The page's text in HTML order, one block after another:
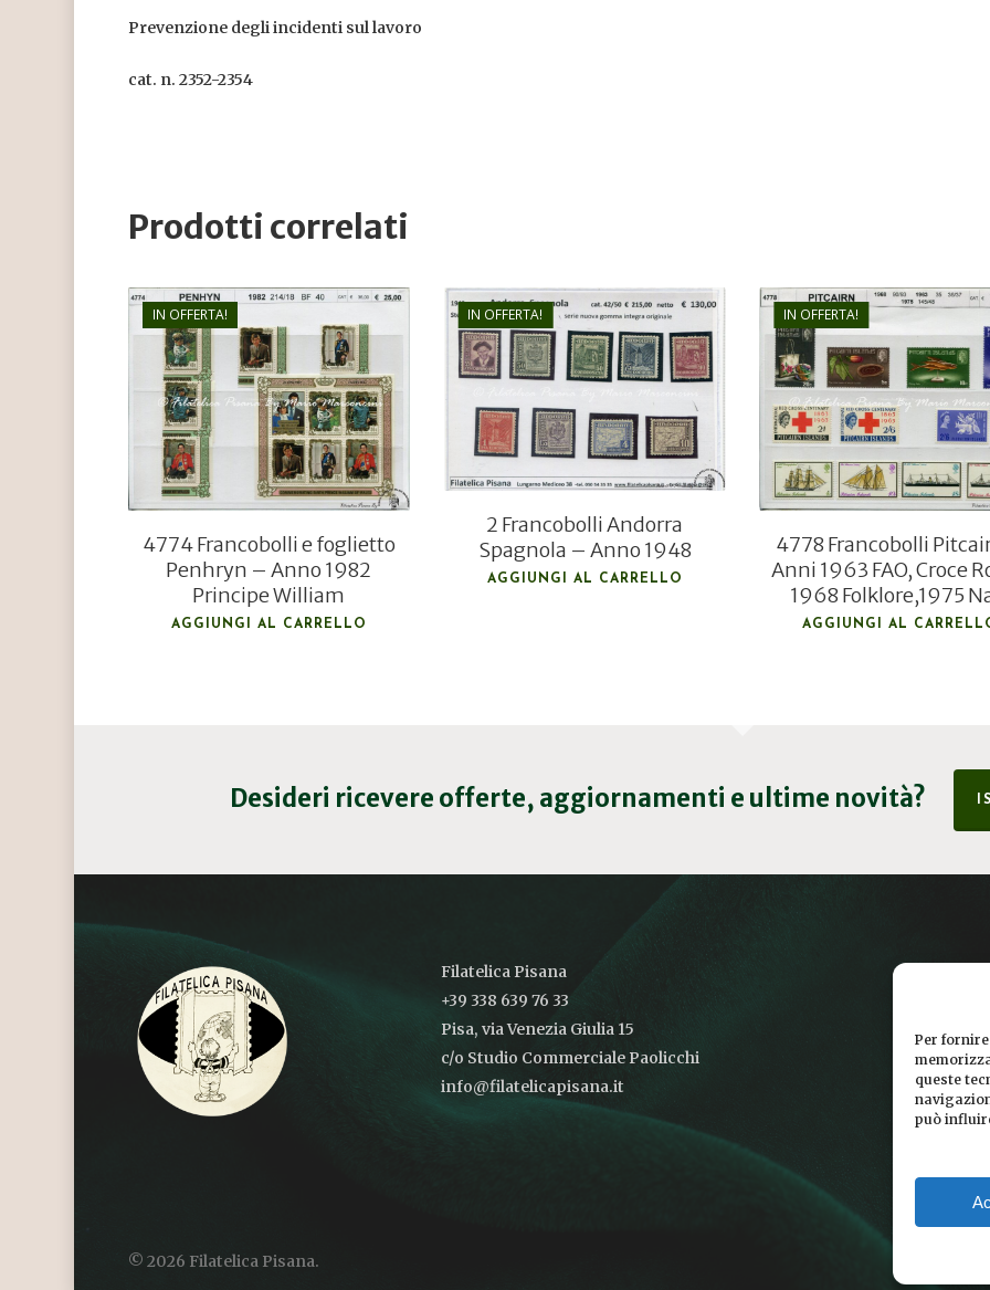
Per
queste
può
Prevenzione degli incidenti sul lavoro
cat. n. 2352-2354
Prodotti correlati
IN OFFERTA!
€25,00
€18,00
4774 Francobolli e foglietto
Penhryn – Anno 1982
Principe William
AGGIUNGI AL CARRELLO
IN OFFERTA!
€ 130,00
€90,00
2 Francobolli Andorra
Spagnola – Anno 1948
AGGIUNGI AL CARRELLO
IN OFFERTA!
€35,00
€24,00
4778 Francobolli
Anni 1963 FAO, Croce
1968 Folklore,1975
AGGIUNGI AL
Desideri ricevere offerte, aggiornamenti e ultime novità?
Filatelica Pisana
+39 338 639 76 33
Pisa, via Venezia Giulia 15
c/o Studio Commerciale Paolicchi
info@filatelicapisana.it
© 2026 Filatelica Pisana.